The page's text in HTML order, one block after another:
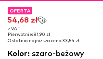
OFERTA
54,68 zł
z VAT
Pierwotnie: 81,90 zł
Ostatnia najniższa cena:33,54 zł
OFERTA
54,68 zł
z VAT
Pierwotnie: 81,90 zł
Ostatnia najniższa cena:33,54 zł
Kolor: szaro-beżowy